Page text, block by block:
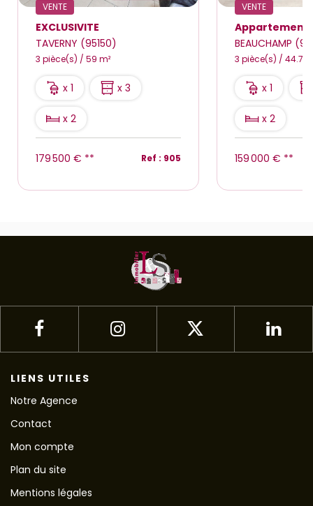
VENTE
EXCLUSIVITE
TAVERNY (95150)
3 pièce(s) / 59 m²
x 1 x 3
x 2
179 500 € ** Ref : 905
VENTE
BEAUCHAMP
3 pièce(s) / 44.79
x 1
x 2
159 000 € **
LIENS UTILES
Notre Agence
Contact
Mon compte
Plan du site
Mentions légales